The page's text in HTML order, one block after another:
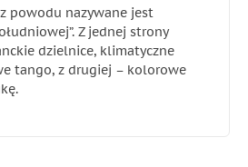
powodu nazywane jest
Z jednej strony
dzielnice, klimatyczne
tango, z drugiej – kolorowe